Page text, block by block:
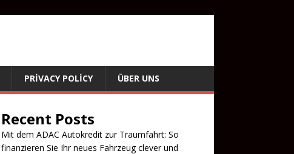
PRIVACY POLICY ÜBER UNS
Recent Posts
Mit dem ADAC Autokredit zur Traumfahrt: So
finanzieren Sie Ihr neues Fahrzeug clever und